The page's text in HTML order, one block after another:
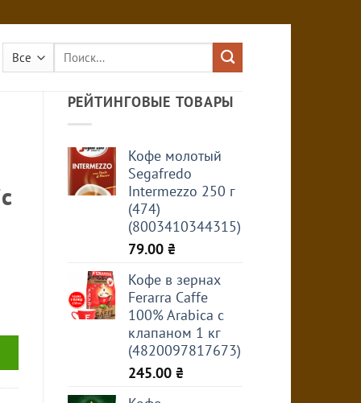
Искать:
РЕЙТИНГОВЫЕ ТОВАРЫ
Кофе молотый
Segafredo
Intermezzo 250 г
(474)
(8003410344315)
79.00 ₴
Кофе в зернах
Ferarra Caffe
100% Arabica с
клапаном 1 кг
(4820097817673)
245.00 ₴